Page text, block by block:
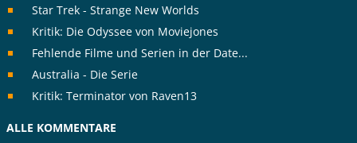
Star Trek - Strange New Worlds
Kritik: Die Odyssee von Moviejones
Fehlende Filme und Serien in der Date...
Australia - Die Serie
Kritik: Terminator von Raven13
ALLE KOMMENTARE